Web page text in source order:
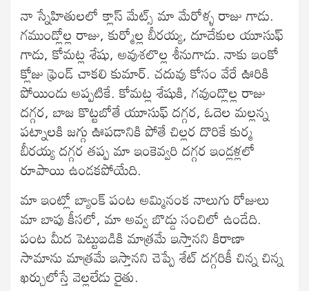
నా స్నేహితులలో క్లాస్ మేట్స్ మా మేరోళ్ళ రాజు గాడు.
గముండ్లోల్ల రాజు, కుర్మోల్ల బీరయ్య, దూదేకుల యూసుఫ్
గాడు, కోమట్ల శేషు, అవుశలొల్ల శీనుగాడు. నాకు ఇంకో
క్లోజు ఫ్రెండ్ చాకలి కుమార్. చదువు కోసం వేరే ఊరికి
పోయిండు అప్పటికే. కోమట్ల శేషుకి, గవుండ్లొల్ల రాజు
దగ్గర, బాజ కొట్టబోతే యూసుఫ్ దగ్గర, ఓదెల మల్లన్న
పట్నాలకి జగ్గు ఊపడానికి పోతే చిల్లర దొరికే కుర్మ
బీరయ్య దగ్గర తప్ప మా ఇంకెవ్వరి దగ్గర ఇండ్లళ్లలో
రూపాయి ఉండకపోయేది.
మా ఇంట్లో బ్యాంక్ పంట అమ్మినంక నాలుగు రోజులు
మా బాపు కీసలో, మా అవ్వ బొడ్డు సంచిలో ఉండేది.
పంట మీద పెట్టుబడికి మాత్రమే ఇస్తానని కిరాణా
సామాను మాత్రమే ఇస్తానని చెప్పే శేట్ దగ్గరికీ చిన్న చిన్న
ఖర్చులోస్తే వెల్లలేడు రైతు.